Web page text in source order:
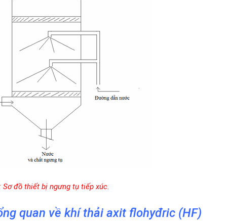
Sơ đồ thiết bị ngưng tụ tiếp xúc.
quan về khí thải axit flohyđric (HF)